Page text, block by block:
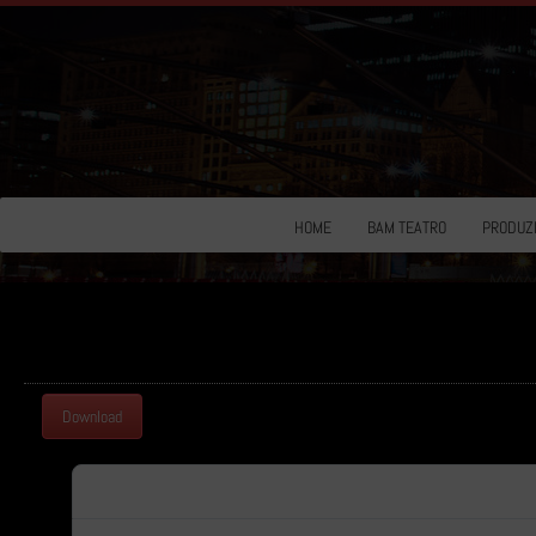
HOME BAM TEATRO
Download